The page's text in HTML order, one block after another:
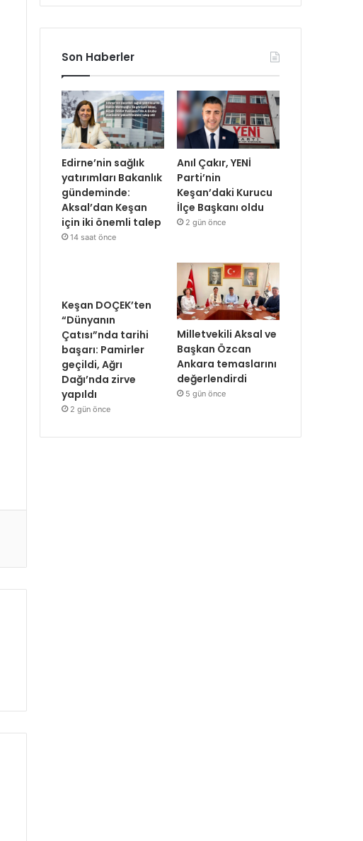
Son Haberler
Edirne’nin sağlık
yatırımları Bakanlık
gündeminde:
Aksal’dan Keşan
için iki önemli talep
14 saat önce
Anıl Çakır, YENİ
Parti’nin
Keşan’daki Kurucu
İlçe Başkanı oldu
2 gün önce
Keşan DOÇEK’ten
“Dünyanın
Çatısı”nda tarihi
başarı: Pamirler
geçildi, Ağrı
Dağı’nda zirve
yapıldı
2 gün önce
Milletvekili Aksal ve
Başkan Özcan
Ankara temaslarını
değerlendirdi
5 gün önce